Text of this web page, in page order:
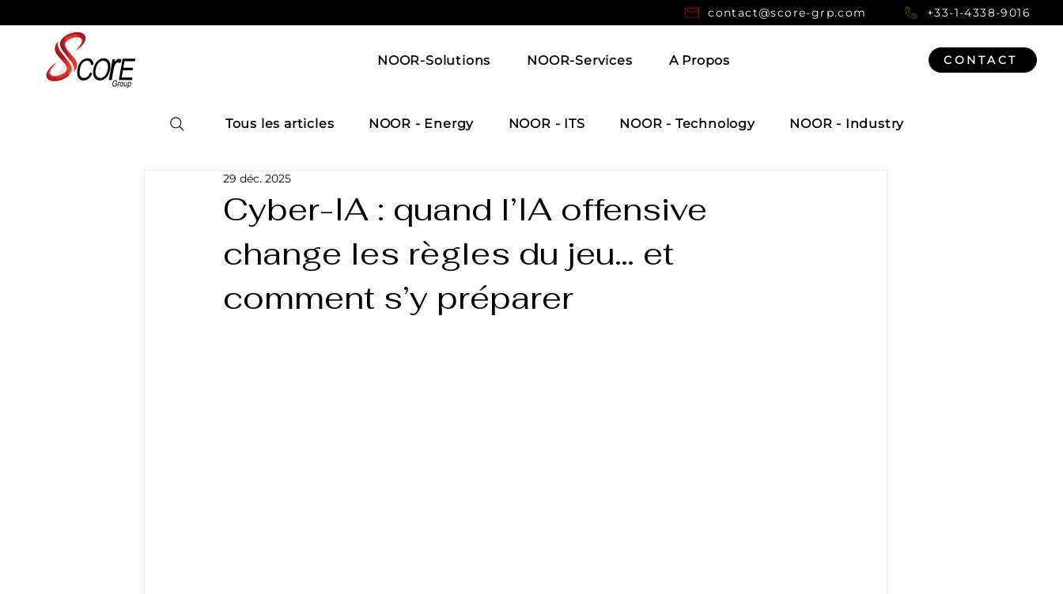
contact@score-grp.com +33-1-4338-9016
NOOR-Solutions NOOR-Services A Propos CONTACT
Tous les articles NOOR - Energy NOOR - ITS NOOR - Technology NOOR - Industry
Cyber-IA : quand l’IA offensive
change les règles du jeu… et
comment s’y préparer
29 déc. 2025